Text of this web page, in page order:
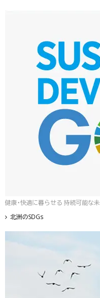
健康・快適に暮らせる 持続可能な未
北洲のSDGs